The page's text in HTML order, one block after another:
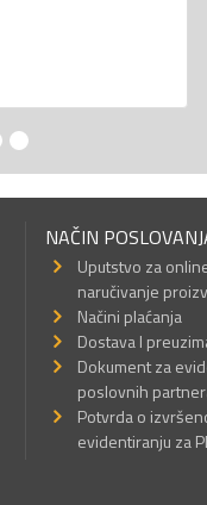
NAČIN
Uputstvo za
naručivanje
Načini plaćanja
Dostava I
Dokument za
poslovnih
Potvrda o
evidentiranju za